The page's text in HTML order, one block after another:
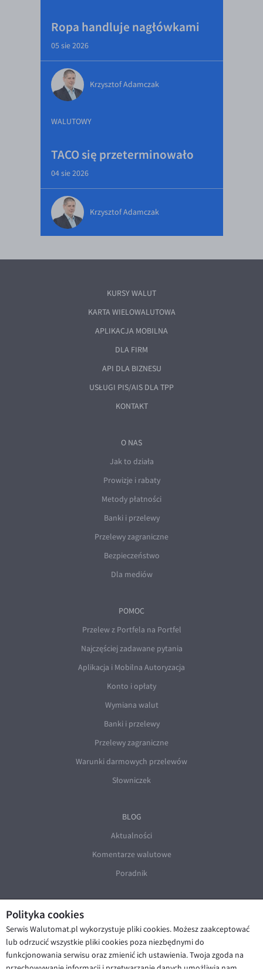
Ropa handluje nagłówkami
05 sie 2026
Krzysztof Adamczak
WALUTOWY
TACO się przeterminowało
04 sie 2026
Krzysztof Adamczak
Polityka cookies
Serwis Walutomat.pl wykorzystuje pliki cookies. Możesz zaakceptować
lub odrzucić wszystkie pliki cookies poza niezbędnymi do
funkcjonowania serwisu oraz zmienić ich ustawienia. Twoja zgoda na
przechowywanie informacji i przetwarzanie danych umożliwia nam
KURSY WALUT
KARTA WIELOWALUTOWA
APLIKACJA MOBILNA
DLA FIRM
API DLA BIZNESU
USŁUGI PIS/AIS DLA TPP
KONTAKT
O NAS
Jak to działa
Prowizje i rabaty
Metody płatności
Banki i przelewy
Przelewy zagraniczne
Bezpieczeństwo
Dla mediów
POMOC
Przelew z Portfela na Portfel
Najczęściej zadawane pytania
Aplikacja i Mobilna Autoryzacja
Konto i opłaty
Wymiana walut
Banki i przelewy
Przelewy zagraniczne
Warunki darmowych przelewów
Słowniczek
BLOG
Aktualności
Komentarze walutowe
Poradnik
© Walutomat 2026 | Regulaminy
|